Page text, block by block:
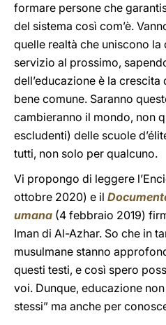
formare persone che
del sistema così com’è.
quelle realtà che uniscono
servizio al prossimo,
dell’educazione è la
bene comune. Saranno
cambieranno il mondo, non
escludenti) delle scuole
tutti, non solo per qualcuno.
Vi propongo di leggere
ottobre 2020) e il
umana (4 febbraio 2019)
Iman di Al-Azhar. So che in
musulmane stanno
questi testi, e così spero
voi. Dunque, educazione
stessi” ma anche per